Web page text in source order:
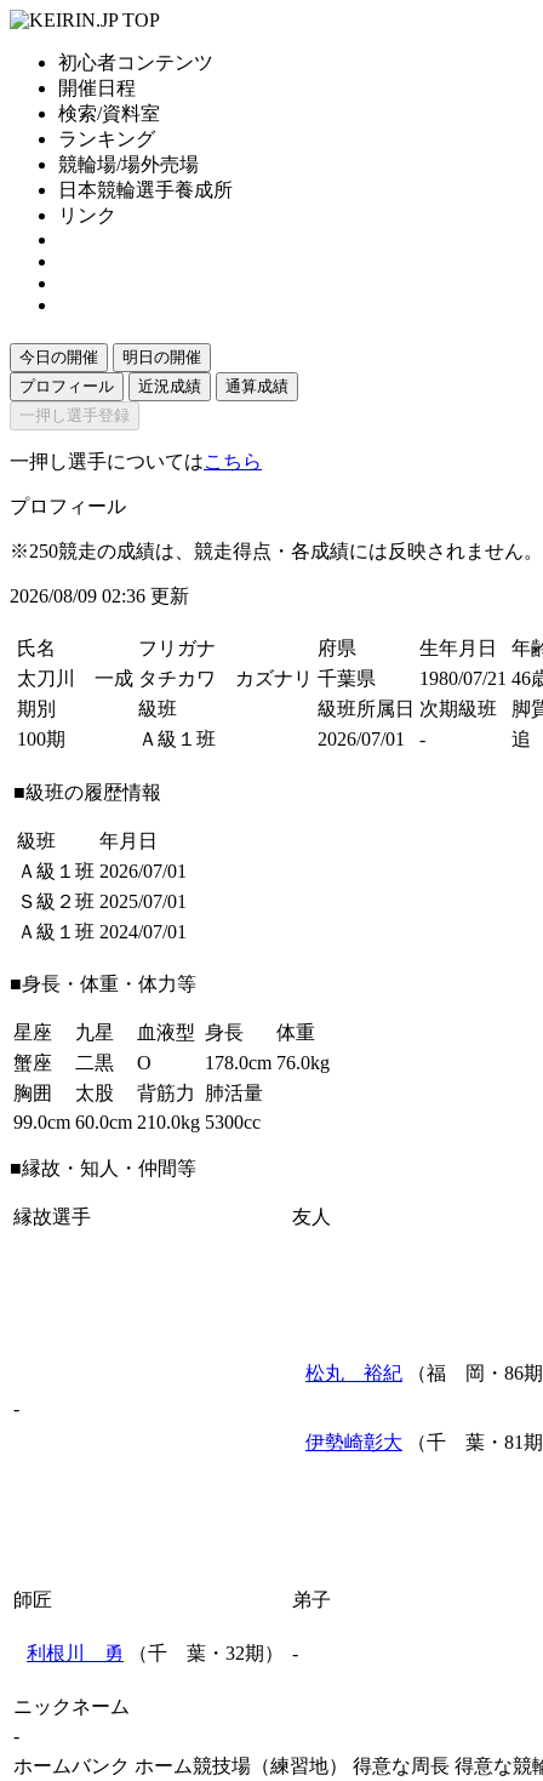
初心者コンテンツ
開催日程
検索/資料室
ランキング
競輪場/場外売場
日本競輪選手養成所
リンク
今日の開催
明日の開催
プロフィール
近況成績
通算成績
一押し選手登録
一押し選手についてはこちら
プロフィール
※250競走の成績は、競走得点・各成績には反映されません。
2026/08/09 02:36 更新
氏名 フリガナ 府県 生年月日
年
太刀川 一成 タチカワ カズナリ 千葉県 1980/07/21 46
期別
級班 級班所属日 次期級班
脚
100期
Ａ級１班 2026/07/01 - 追
■級班の履歴情報
級班
年月日
Ａ級１班 2026/07/01
Ｓ級２班 2025/07/01
Ａ級１班 2024/07/01
■身長・体重・体力等
星座 九星 血液型 身長
体重
蟹座
二黒 O 178.0cm 76.0kg
胸囲
太股 背筋力
肺活量
99.0cm 60.0cm 210.0kg 5300cc
■縁故・知人・仲間等
縁故選手 友人
-
松丸 裕紀 （福 岡・86
伊勢崎彰大 （千 葉・81
師匠 弟子
利根川 勇 （千 葉・32期） -
ニックネーム
-
ホームバンク ホーム競技場（練習地） 得意な周長 得意な競